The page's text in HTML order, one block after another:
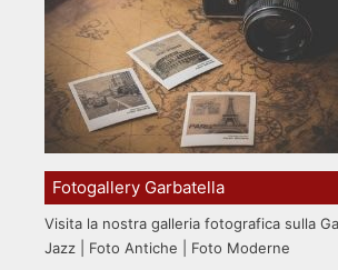
Fotogallery Garbatella
Visita la nostra galleria fotografica sulla
Jazz | Foto Antiche | Foto Moderne